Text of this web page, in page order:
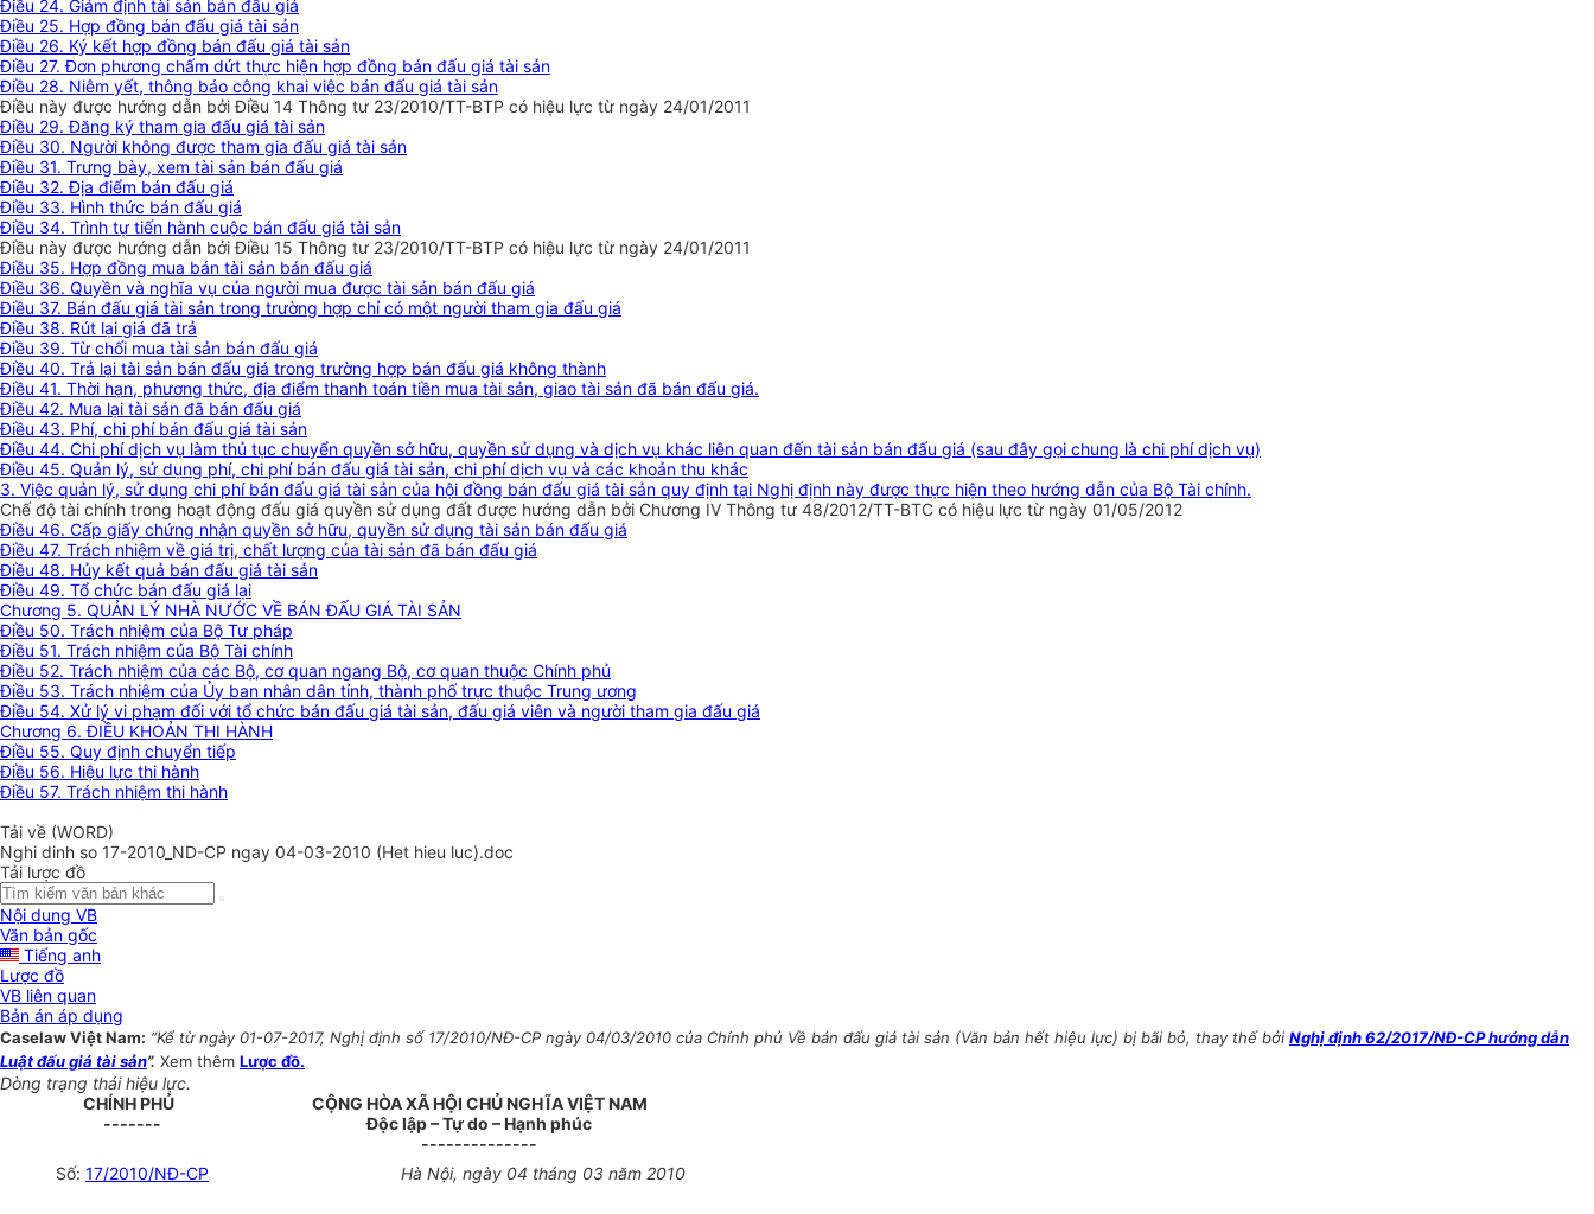
Điều 24. Giám định tài sản bán đấu giá
Điều 25. Hợp đồng bán đấu giá tài sản
Điều 26. Ký kết hợp đồng bán đấu giá tài sản
Điều 27. Đơn phương chấm dứt thực hiện hợp đồng bán đấu giá tài sản
Điều 28. Niêm yết, thông báo công khai việc bán đấu giá tài sản
Điều này được hướng dẫn bởi Điều 14 Thông tư 23/2010/TT-BTP có hiệu lực từ ngày 24/01/2011
Điều 29. Đăng ký tham gia đấu giá tài sản
Điều 30. Người không được tham gia đấu giá tài sản
Điều 31. Trưng bày, xem tài sản bán đấu giá
Điều 32. Địa điểm bán đấu giá
Điều 33. Hình thức bán đấu giá
Điều 34. Trình tự tiến hành cuộc bán đấu giá tài sản
Điều này được hướng dẫn bởi Điều 15 Thông tư 23/2010/TT-BTP có hiệu lực từ ngày 24/01/2011
Điều 35. Hợp đồng mua bán tài sản bán đấu giá
Điều 36. Quyền và nghĩa vụ của người mua được tài sản bán đấu giá
Điều 37. Bán đấu giá tài sản trong trường hợp chỉ có một người tham gia đấu giá
Điều 38. Rút lại giá đã trả
Điều 39. Từ chối mua tài sản bán đấu giá
Điều 40. Trả lại tài sản bán đấu giá trong trường hợp bán đấu giá không thành
Điều 41. Thời hạn, phương thức, địa điểm thanh toán tiền mua tài sản, giao tài sản đã bán đấu giá.
Điều 42. Mua lại tài sản đã bán đấu giá
Điều 43. Phí, chi phí bán đấu giá tài sản
Điều 44. Chi phí dịch vụ làm thủ tục chuyển quyền sở hữu, quyền sử dụng và dịch vụ khác liên quan đến tài sản bán đấu giá (sau đây gọi chung là chi phí dịch vụ)
Điều 45. Quản lý, sử dụng phí, chi phí bán đấu giá tài sản, chi phí dịch vụ và các khoản thu khác
3. Việc quản lý, sử dụng chi phí bán đấu giá tài sản của hội đồng bán đấu giá tài sản quy định tại Nghị định này được thực hiện theo hướng dẫn của Bộ Tài chính.
Chế độ tài chính trong hoạt động đấu giá quyền sử dụng đất được hướng dẫn bởi Chương IV Thông tư 48/2012/TT-BTC có hiệu lực từ ngày 01/05/2012
Điều 46. Cấp giấy chứng nhận quyền sở hữu, quyền sử dụng tài sản bán đấu giá
Điều 47. Trách nhiệm về giá trị, chất lượng của tài sản đã bán đấu giá
Điều 48. Hủy kết quả bán đấu giá tài sản
Điều 49. Tổ chức bán đấu giá lại
Chương 5. QUẢN LÝ NHÀ NƯỚC VỀ BÁN ĐẤU GIÁ TÀI SẢN
Điều 50. Trách nhiệm của Bộ Tư pháp
Điều 51. Trách nhiệm của Bộ Tài chính
Điều 52. Trách nhiệm của các Bộ, cơ quan ngang Bộ, cơ quan thuộc Chính phủ
Điều 53. Trách nhiệm của Ủy ban nhân dân tỉnh, thành phố trực thuộc Trung ương
Điều 54. Xử lý vi phạm đối với tổ chức bán đấu giá tài sản, đấu giá viên và người tham gia đấu giá
Chương 6. ĐIỀU KHOẢN THI HÀNH
Điều 55. Quy định chuyển tiếp
Điều 56. Hiệu lực thi hành
Điều 57. Trách nhiệm thi hành
Tải về (WORD)
Nghi dinh so 17-2010_ND-CP ngay 04-03-2010 (Het hieu luc).doc
Tải lược đồ
Nội dung VB
Văn bản gốc
Tiếng anh
Lược đồ
VB liên quan
Bản án áp dụng
Caselaw Việt Nam: “Kể từ ngày 01-07-2017, Nghị định số 17/2010/NĐ-CP ngày 04/03/2010 của Chính phủ Về bán đấu giá tài sản (Văn bản hết hiệu lực) bị bãi bỏ, thay thế bởi Nghị định 62/2017/NĐ-CP hướng dẫn
Luật đấu giá tài sản”. Xem thêm Lược đồ.
Dòng trạng thái hiệu lực.
CHÍNH PHỦ
-------
CỘNG HÒA XÃ HỘI CHỦ NGHĨA VIỆT NAM
Độc lập – Tự do – Hạnh phúc
--------------
Số: 17/2010/NĐ-CP Hà Nội, ngày 04 tháng 03 năm 2010